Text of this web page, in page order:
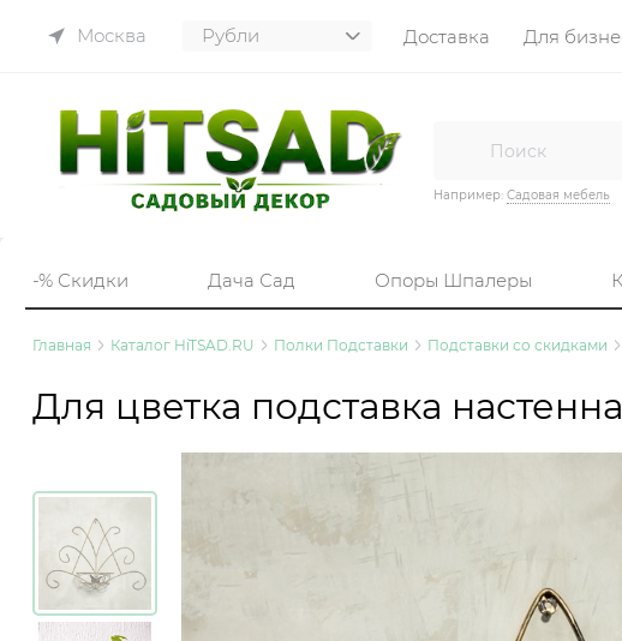
Москва Доставка Для
Например: Садовая мебель
-% Скидки Дача Сад Опоры Шпалеры
Главная Каталог HiTSAD.RU Полки Подставки Подставки со скидками
Для цветка подставка